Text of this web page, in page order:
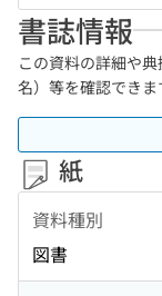
書誌情報
この資料の詳細や
名）等を確認できま
紙
資料種別
図書